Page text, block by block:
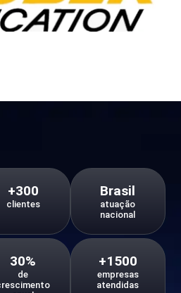
+300
clientes
Brasil
atuação
nacional
30%
de
crescimento
anual
+1500
empresas
atendidas